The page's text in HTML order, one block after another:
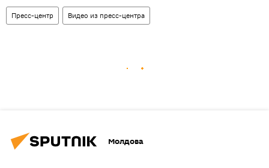
Пресс-центр Видео из пресс-центра
Молдова